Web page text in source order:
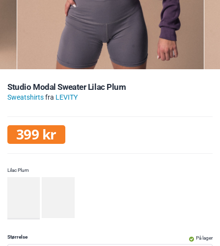
Studio Modal Sweater Lilac Plum
Sweatshirtsfra LEVITY
399 kr
Lilac Plum
Størrelse På lager